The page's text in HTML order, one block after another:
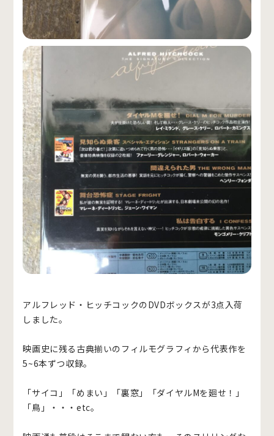
アルフレッド・ヒッチコックのDVDボックスが3点入荷
しました。
映画史に残る古典揃いのフィルモグラフィから代表作を
5~6本ずつ収録。
「サイコ」「めまい」「裏窓」「ダイヤルMを廻せ！」
「鳥」・・・etc。